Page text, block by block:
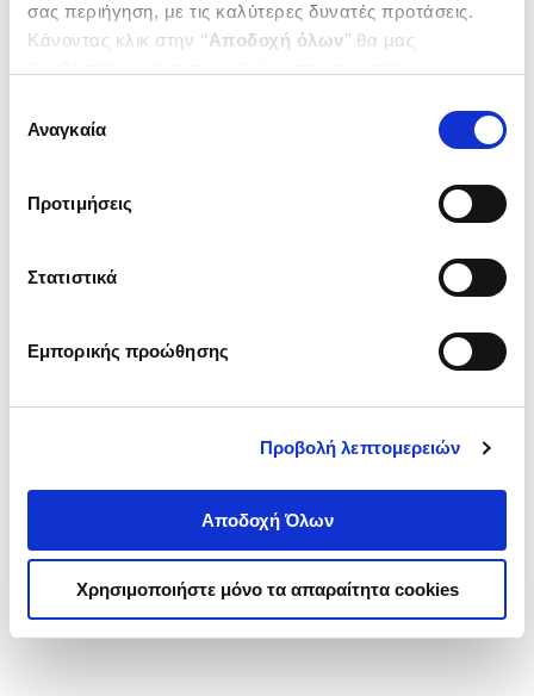
σας περιήγηση, με τις καλύτερες δυνατές προτάσεις.
Κάνοντας κλικ στην ‘’Αποδοχή όλων’’ θα μας
ενδιαφέρουν και να επιλέξετε από τα παρακάτω με την
΄΄και να ενημερωθείτε σχετικά με
συγκατάθεσης
Αναγκαία
Προτιμήσεις
Στατιστικά
Εμπορικής προώθησης
Προβολή λεπτομερειών
Αποδοχή Όλων
Χρησιμοποιήστε μόνο τα απαραίτητα cookies